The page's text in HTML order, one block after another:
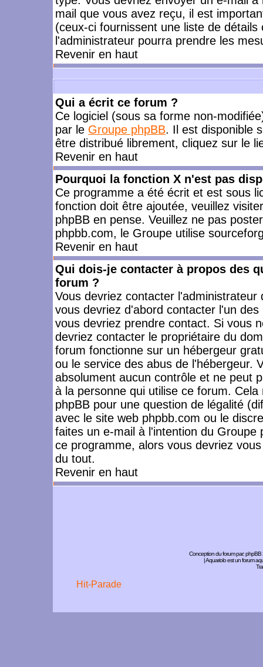
mail que vous avez reçu, il est
(ceux-ci fournissent une liste de
l'administrateur pourra prendre les
Revenir en haut
Qui a écrit ce forum ?
Ce logiciel (sous sa forme non-
par le Groupe phpBB. Il est disponible
être distribué librement, cliquez sur le
Revenir en haut
Pourquoi la fonction X n'est pas
Ce programme a été écrit et est sous
fonction doit être ajoutée, veuillez
phpBB en pense. Veuillez ne pas
phpbb.com, le Groupe utilise
Revenir en haut
Qui dois-je contacter à propos des
forum ?
Vous devriez contacter
vous devriez d'abord contacter l'un
vous devriez prendre contact. Si vous
devriez contacter le propriétaire du
forum fonctionne sur un hébergeur
ou le service des abus de l'hébergeur.
absolument aucun contrôle et ne peut
à la personne qui utilise ce forum.
phpBB pour une question de légalité
avec le site web phpbb.com ou le
faites un e-mail à l'intention du
ce programme, alors vous devriez
du tout.
Revenir en haut
Conception du forum par:phpBB
| Aquariolo est un forum